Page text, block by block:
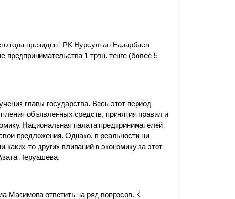
года президент РК Нурсултан Назарбаев
предпринимательства 1 трлн. тенге (более 5
главы государства. Весь этот период
объявленных средств, принятия правил и
Национальная палата предпринимателей
предложения. Однако, в реальности ни
каких-то других вливаний в экономику за этот
Перуашева.
Масимова ответить на ряд вопросов. К